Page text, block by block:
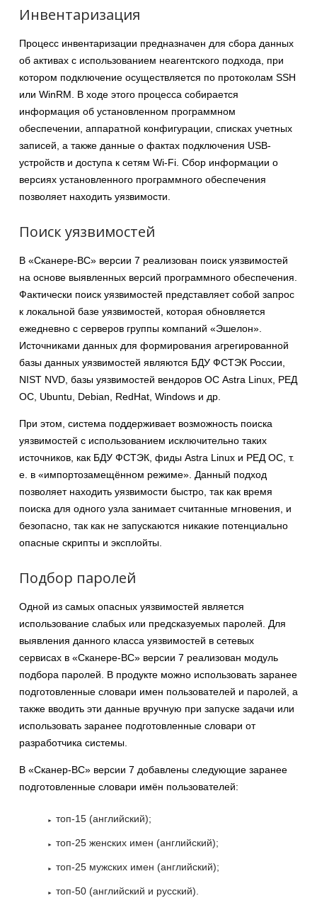
Инвентаризация
Процесс инвентаризации предназначен для сбора данных
об активах с использованием неагентского подхода, при
котором подключение осуществляется по протоколам SSH
или WinRM. В ходе этого процесса собирается
информация об установленном программном
обеспечении, аппаратной конфигурации, списках учетных
записей, а также данные о фактах подключения USB-
устройств и доступа к сетям Wi-Fi. Сбор информации о
версиях установленного программного обеспечения
позволяет находить уязвимости.
Поиск уязвимостей
В «Сканере-ВС» версии 7 реализован поиск уязвимостей
на основе выявленных версий программного обеспечения.
Фактически поиск уязвимостей представляет собой запрос
к локальной базе уязвимостей, которая обновляется
ежедневно с серверов группы компаний «Эшелон».
Источниками данных для формирования агрегированной
базы данных уязвимостей являются БДУ ФСТЭК России,
NIST NVD, базы уязвимостей вендоров ОС Astra Linux, РЕД
ОС, Ubuntu, Debian, RedHat, Windows и др.
При этом, система поддерживает возможность поиска
уязвимостей с использованием исключительно таких
источников, как БДУ ФСТЭК, фиды Astra Linux и РЕД ОС, т.
е. в «импортозамещённом режиме». Данный подход
позволяет находить уязвимости быстро, так как время
поиска для одного узла занимает считанные мгновения, и
безопасно, так как не запускаются никакие потенциально
опасные скрипты и эксплойты.
Подбор паролей
Одной из самых опасных уязвимостей является
использование слабых или предсказуемых паролей. Для
выявления данного класса уязвимостей в сетевых
сервисах в «Сканере-ВС» версии 7 реализован модуль
подбора паролей. В продукте можно использовать заранее
подготовленные словари имен пользователей и паролей, а
также вводить эти данные вручную при запуске задачи или
использовать заранее подготовленные словари от
разработчика системы.
В «Сканер-ВС» версии 7 добавлены следующие заранее
подготовленные словари имён пользователей:
топ-15 (английский);
топ-25 женских имен (английский);
топ-25 мужских имен (английский);
топ-50 (английский и русский).